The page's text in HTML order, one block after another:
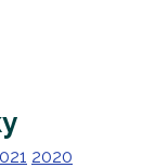
2020